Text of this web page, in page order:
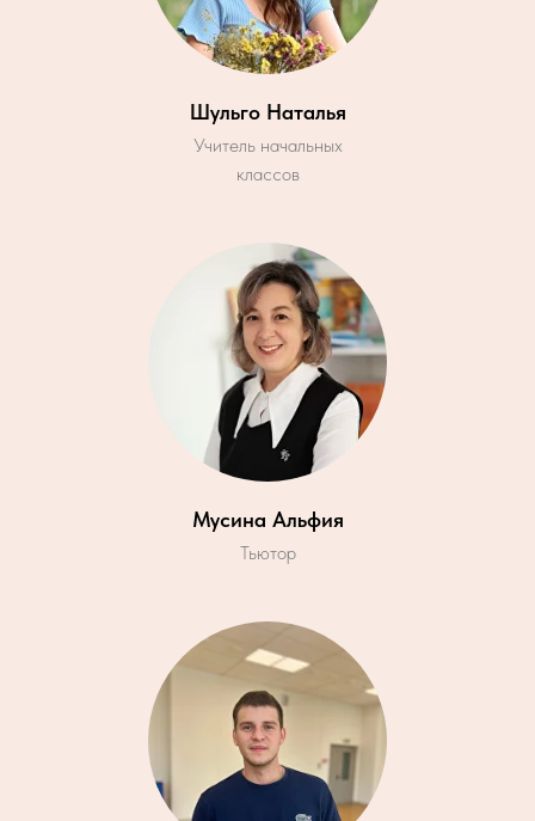
Шульго Наталья
Учитель начальных
классов
Мусина Альфия
Тьютор